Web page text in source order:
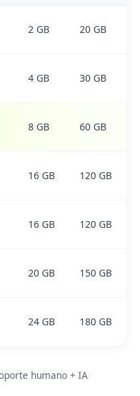
2 GB 20 GB
4 GB 30 GB
8 GB 60 GB
16 GB 120 GB
16 GB 120 GB
20 GB 150 GB
24 GB 180 GB
humano + IA